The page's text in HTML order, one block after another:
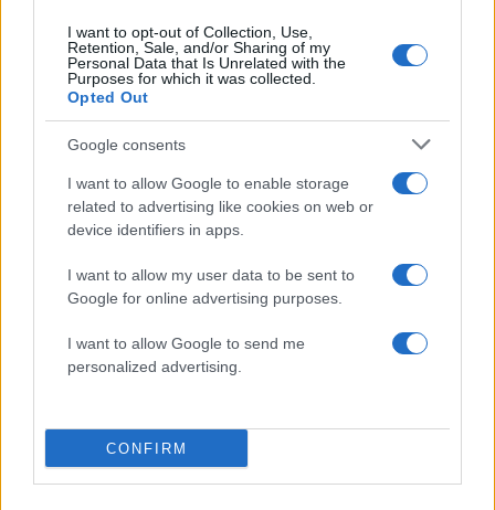
I want to opt-out of Collection, Use,
Retention, Sale, and/or Sharing of my
Personal Data that Is Unrelated with the
Purposes for which it was collected.
Opted Out
Google consents
I want to allow Google to enable storage
related to advertising like cookies on web or
device identifiers in apps.
I want to allow my user data to be sent to
Google for online advertising purposes.
I want to allow Google to send me
personalized advertising.
CONFIRM
Σχόλια
Σχολίασε εδώ
- Μεγάλη κινητοποίηση της
Πυροσβεστικής σε δασική
έκταση με πεύκα, πριν την
είσοδο του χωριού
Μοτζτάμπα Χαμενεΐ
φουντώνουν οι φήμες
το αν βρίσκεται στη